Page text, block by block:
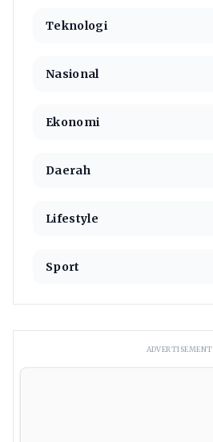
Teknologi
Nasional
Ekonomi
Daerah
Lifestyle
Sport
ADVERTISEMENT